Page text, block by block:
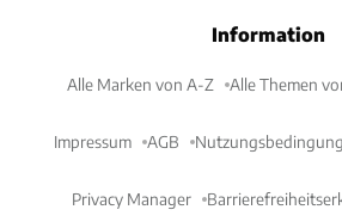
Information
Alle Marken von A-Z Alle Themen
Impressum AGB
Privacy Manager